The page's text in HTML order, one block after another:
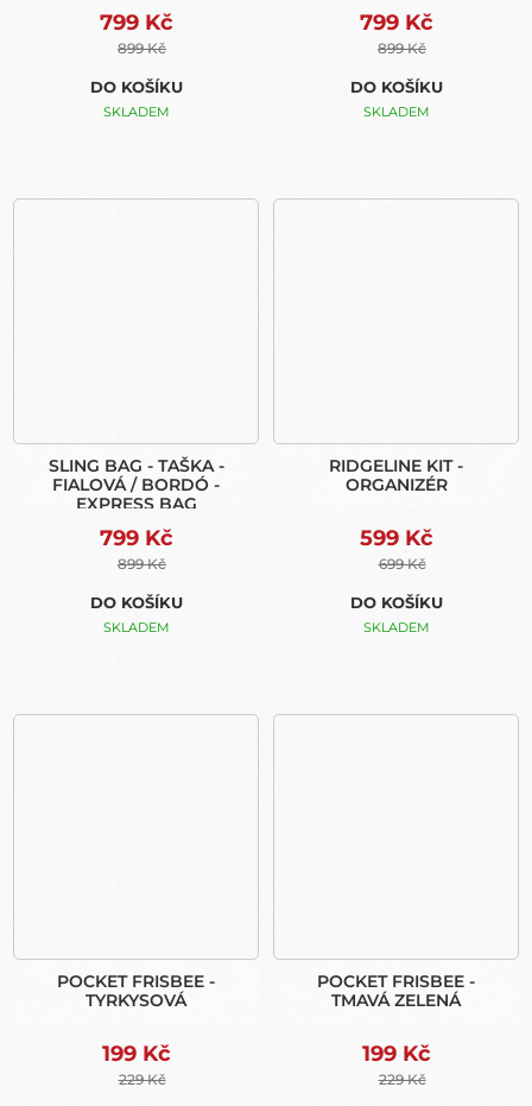
799 Kč
899 Kč
DO KOŠÍKU
SKLADEM
799 Kč
899 Kč
DO KOŠÍKU
SKLADEM
SLING BAG - TAŠKA -
FIALOVÁ / BORDÓ -
EXPRESS BAG
799 Kč
899 Kč
DO KOŠÍKU
SKLADEM
RIDGELINE KIT -
ORGANIZÉR
599 Kč
699 Kč
DO KOŠÍKU
SKLADEM
POCKET FRISBEE -
TYRKYSOVÁ
199 Kč
229 Kč
POCKET FRISBEE -
TMAVÁ ZELENÁ
199 Kč
229 Kč